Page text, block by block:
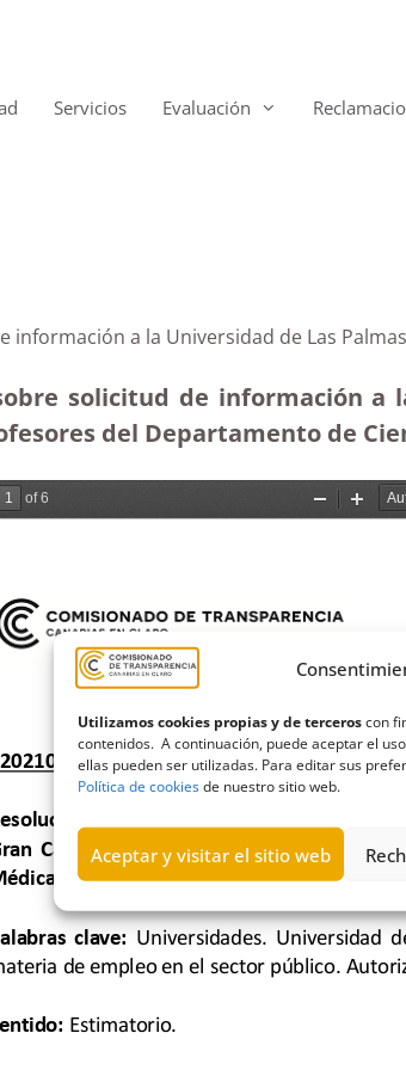
Utilizamos cookies propias y de terceroscon
contenidos. A continuación, puede aceptar el
ellas pueden ser utilizadas. Para editar sus
Política de cookiesde nuestro sitio web.
Aceptar y visitar el sitio web
Servicios Evaluación
información a la Universidad de Las
solicitud de información a
del Departamento de